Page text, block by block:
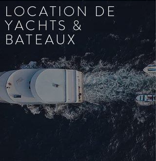
LOCATION DE
YACHTS &
BATEAUX